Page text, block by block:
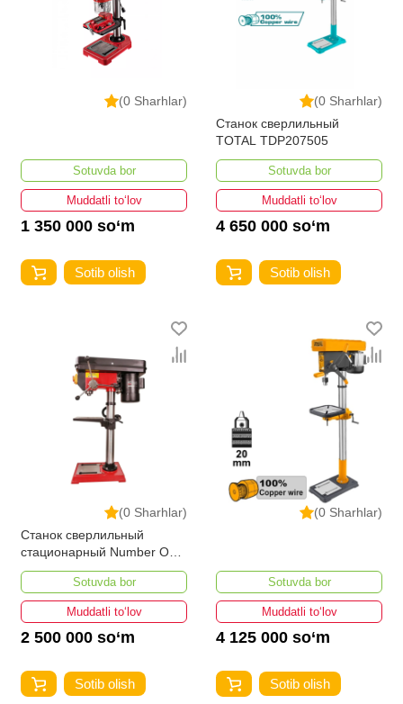
(0 Sharhlar)
Sotuvda bor
Muddatli to‘lov
1 350 000 so‘m
Sotib olish
(0 Sharhlar)
Станок сверлильный
TOTAL TDP207505
Sotuvda bor
Muddatli to‘lov
4 650 000 so‘m
Sotib olish
(0 Sharhlar)
Станок сверлильный
стационарный Number One
NBM850S
Sotuvda bor
Muddatli to‘lov
2 500 000 so‘m
Sotib olish
(0 Sharhlar)
Sotuvda bor
Muddatli to‘lov
4 125 000 so‘m
Sotib olish